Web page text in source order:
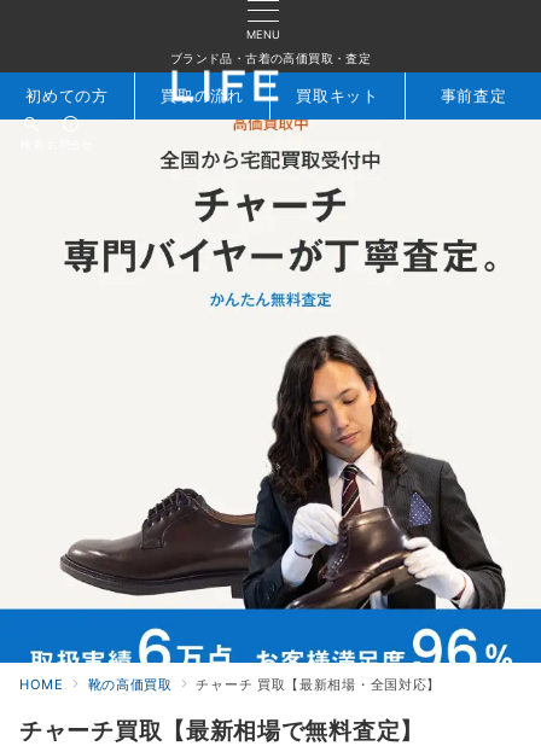
MENU
ブランド品・古着の高価買取・査定
初めての方 買取の流れ 買取キット 事前査定
HOME 靴の高価買取 チャーチ 買取【最新相場・全国対応】
チャーチ買取【最新相場で無料査定】